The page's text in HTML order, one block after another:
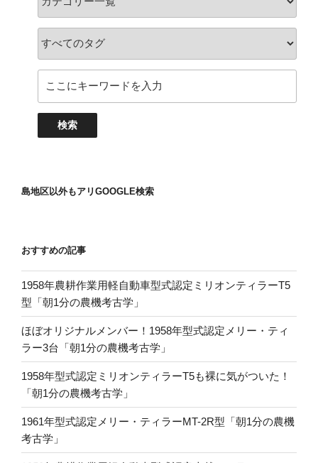
島地区以外もアリGOOGLE検索
おすすめの記事
1958年農耕作業用軽自動車型式認定ミリオンティラーT5
型「朝1分の農機考古学」
ほぼオリジナルメンバー！1958年型式認定メリー・ティ
ラー3台「朝1分の農機考古学」
1958年型式認定ミリオンティラーT5も裸に気がついた！
「朝1分の農機考古学」
1961年型式認定メリー・ティラーMT-2R型「朝1分の農機
考古学」